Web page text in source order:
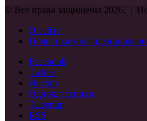
© Все права защищены 2026, |
О сайте
Политика
Facebook
Twitter
vk.com
Одноклассники
Telegram
RSS